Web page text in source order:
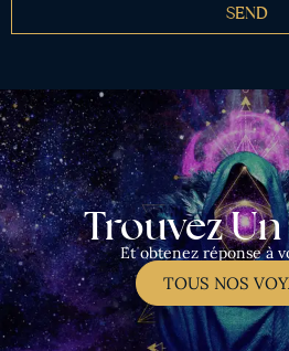
SEND
Trouvez
Et obtenez réponse à
TOUS NOS